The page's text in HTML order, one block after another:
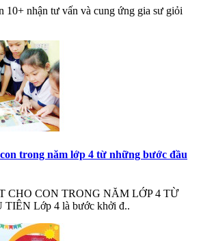
10+ nhận tư vấn và cung ứng gia sư giỏi
trong năm lớp 4 từ những bước đầu
CHO CON TRONG NĂM LỚP 4 TỪ
Lớp 4 là bước khởi đ..